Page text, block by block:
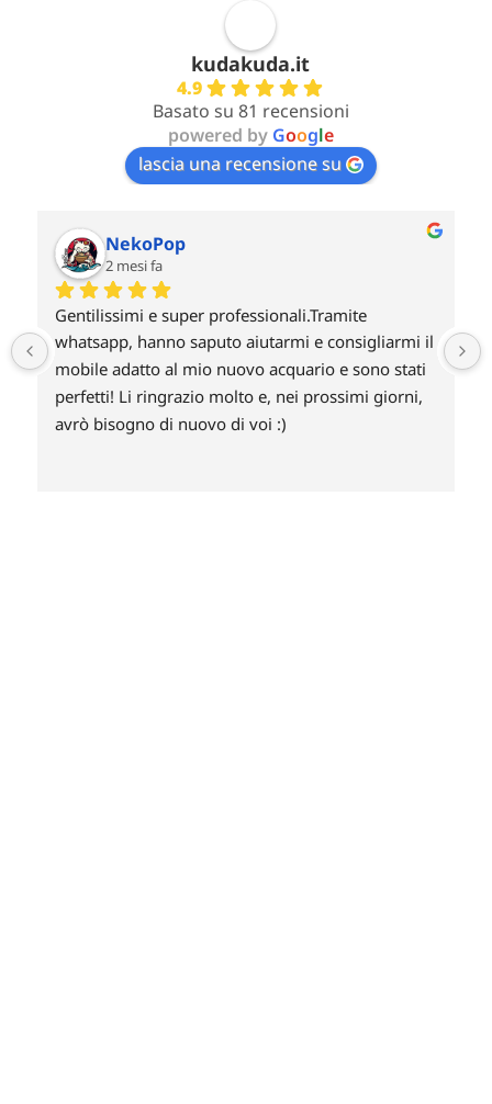
kudakuda.it
4.9
Basato su 81 recensioni
powered by Google
lascia una recensione su
Giovanni
2 mesi fa
Non ho potuto prendere a noleggio una Radion
xr30 g6 blu per poi riscattarla perché si accettava
solo pagamenti con carta di credito ed ho
annullato l’ordine ! Non capisco perché non si
accettano le carte prepagate? Un po deluso e non